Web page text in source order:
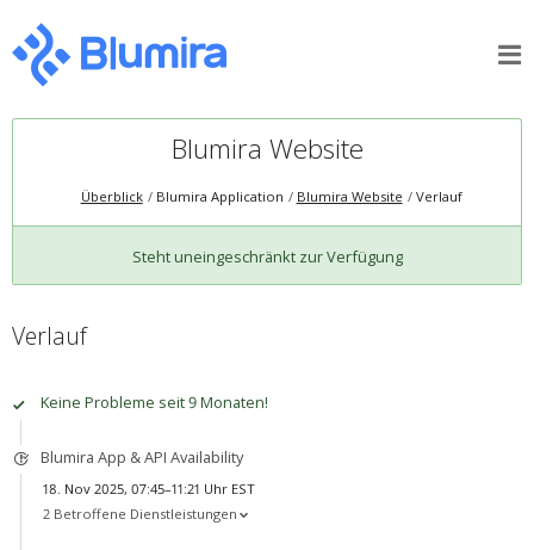
Blumira Website
Überblick Blumira Application Blumira Website Verlauf
Steht uneingeschränkt zur Verfügung
Verlauf
Keine Probleme seit 9 Monaten!
Blumira App & API Availability
18. Nov 2025, 07:45–11:21 Uhr EST
2 Betroffene Dienstleistungen